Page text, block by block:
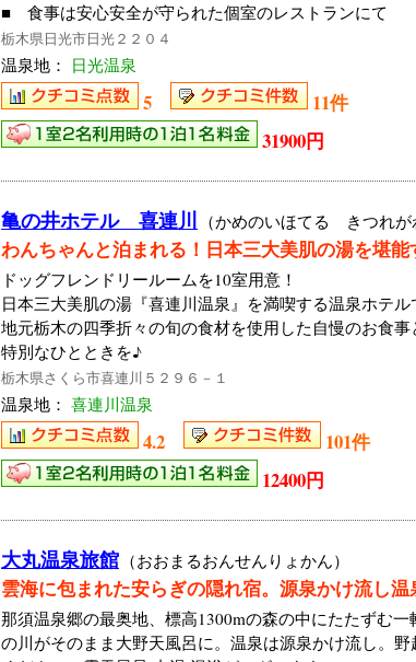
■ 食事は安心安全が守られた個室のレストランにて
栃木県日光市日光２２０４
温泉地： 日光温泉
5
11件
31900円
亀の井ホテル 喜連川 （かめのいほてる きつれが
わんちゃんと泊まれる！日本三大美肌の湯を堪
ドッグフレンドリールームを10室用意！
日本三大美肌の湯『喜連川温泉』を満喫する温泉ホテル
地元栃木の四季折々の旬の食材を使用した自慢のお食
特別なひとときを♪
栃木県さくら市喜連川５２９６－１
温泉地： 喜連川温泉
4.2
101件
12400円
大丸温泉旅館 （おおまるおんせんりょかん）
雲海に包まれた安らぎの隠れ宿。源泉かけ流し
那須温泉郷の最奥地、標高1300mの森の中にたたずむ
の川がそのまま大野天風呂に。温泉は源泉かけ流し。